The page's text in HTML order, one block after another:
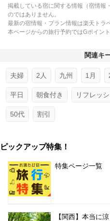
掲載している宿に関する情報（宿情報
のではありません。
最新の宿情報・プラン情報は楽天トラ
本ページからの旅行予約ではGポイン
関連キ
夫婦 2人 九州 1月
平日 朝食付き リフレッシ
50代 割引
ピックアップ特集！
特集ページ一覧
【関西】本当に